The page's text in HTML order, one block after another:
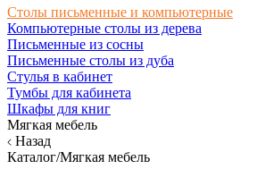
Столы письменные и компьютерные
Компьютерные столы из дерева
Письменные из сосны
Письменные столы из дуба
Стулья в кабинет
Тумбы для кабинета
Шкафы для книг
Мягкая мебель
Назад
Каталог/Мягкая мебель